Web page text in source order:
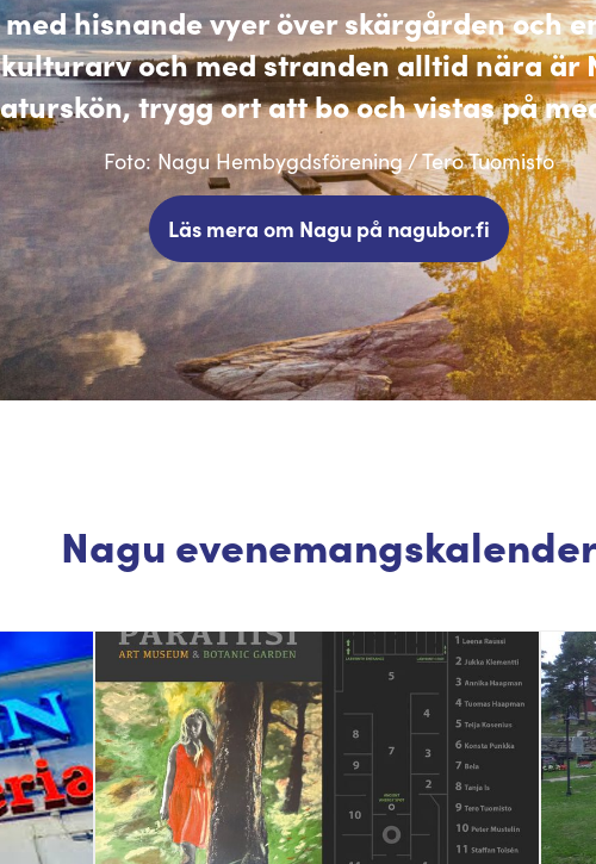
hisnande vyer över skärgården och
och med stranden alltid nära är
trygg ort att bo och vistas på
Foto: Nagu Hembygdsförening / Tero Tuomisto
Läs mera om Nagu på nagubor.fi
Nagu